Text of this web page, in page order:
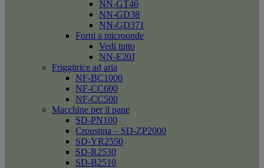
NN-GT46
NN-GD38
NN-GD371
Forni a microonde
Vedi tutto
NN-E20J
Friggitrice ad aria
NF-BC1000
NF-CC600
NF-CC500
Macchine per il pane
SD-PN100
Croustina – SD-ZP2000
SD-YR2550
SD-R2530
SD-B2510